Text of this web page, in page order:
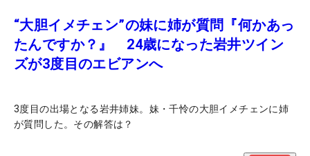
“大胆イメチェン”の妹に姉が質問『何かあっ
たんですか？』 24歳になった岩井ツイン
ズが3度目のエビアンへ
3度目の出場となる岩井姉妹。妹・千怜の大胆イメチェンに姉
が質問した。その解答は？